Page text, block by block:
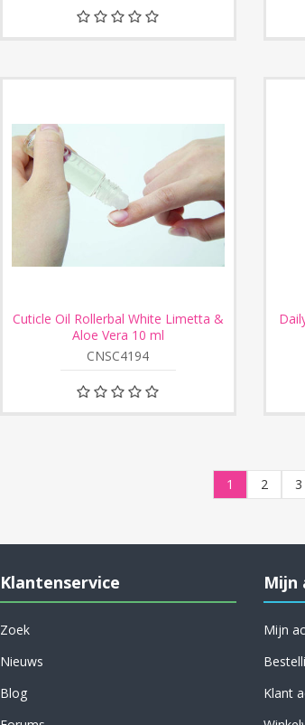
Cuticle Oil Rollerbal White Limetta &
Aloe Vera 10 ml
CNSC4194
1 2 3
Klantenservice
Zoek
Nieuws
Blog
Mijn
Mijn
Klant